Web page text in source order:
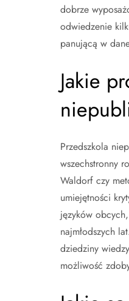
dobrze
odwiedzenie
panującą w
Jakie
Przedszkola
wszechstronny
Waldorf czy
umiejętności
języków
najmłodszych
dziedziny
możliwość